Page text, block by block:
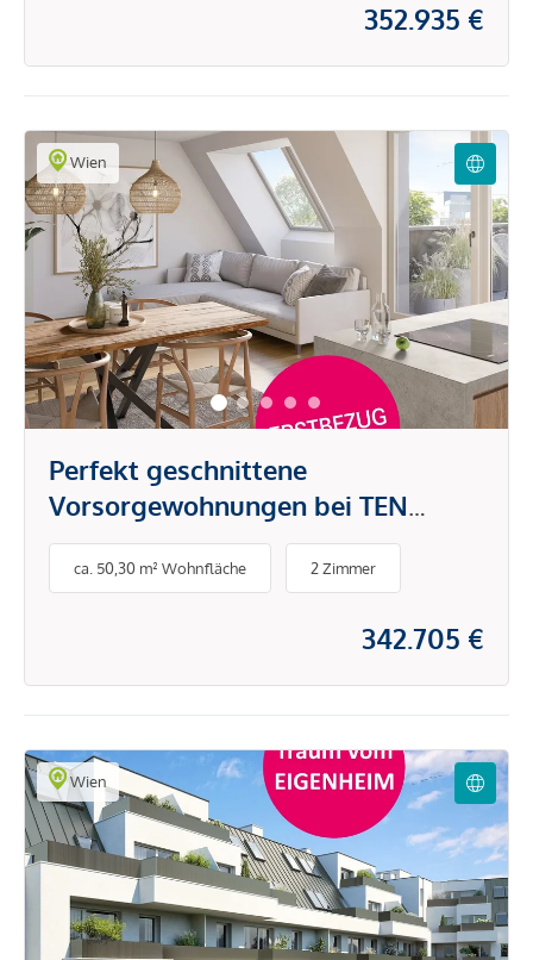
352.935 €
Wien
Perfekt geschnittene
Vorsorgewohnungen bei TEN
LIVING in Favoriten
ca. 50,30 m² Wohnfläche 2 Zimmer
342.705 €
Wien